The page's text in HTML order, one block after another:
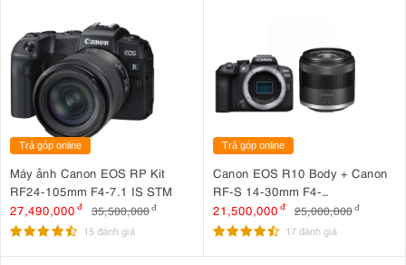
Trả góp online
Máy ảnh Canon EOS RP Kit
RF24-105mm F4-7.1 IS STM
27,490,000 đ 35,500,000đ
15 đánh giá
Trả góp online
Canon EOS R10 Body + Canon
RF-S 14-30mm F4-
6.3 IS STM PZ
21,500,000 đ 25,000,000 đ
17 đánh giá